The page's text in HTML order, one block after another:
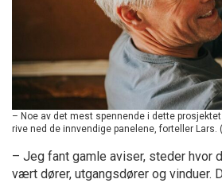
– Noe av det mest spennende i dette
rive ned de innvendige panelene, forteller Lars.
– Jeg fant gamle aviser, steder hvor
vært dører, utgangsdører og vinduer.